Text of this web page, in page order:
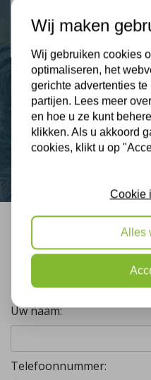
9,3
Nieuws
Contact
Bel mij terug
Gratis, vrijblijvend
Uw naam:
Telefoonnummer:
Wij maken
Wij gebruiken cookies
optimaliseren, het
gerichte advertenties
partijen. Lees meer
en hoe u ze kunt
klikken. Als u akkoord
cookies, klikt u op
Cookie
Alles